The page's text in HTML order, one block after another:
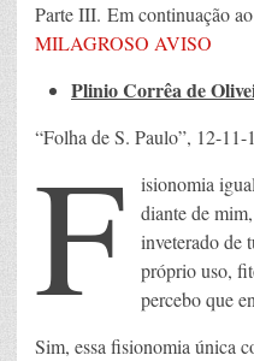
Parte III. Em continuação
MILAGROSO AVISO
Plinio Corrêa de
“Folha de S. Paulo”, 12-11-
F
isionomia
diante de
inveterado de
próprio uso,
percebo que
Sim, essa fisionomia única